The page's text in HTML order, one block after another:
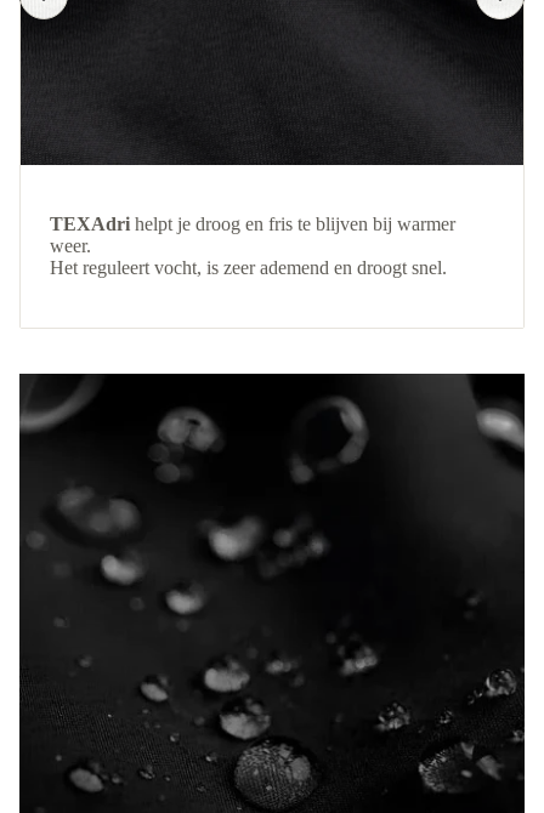
TEXAdri helpt je droog en fris te blijven bij warmer
weer.
Het reguleert vocht, is zeer ademend en droogt snel.